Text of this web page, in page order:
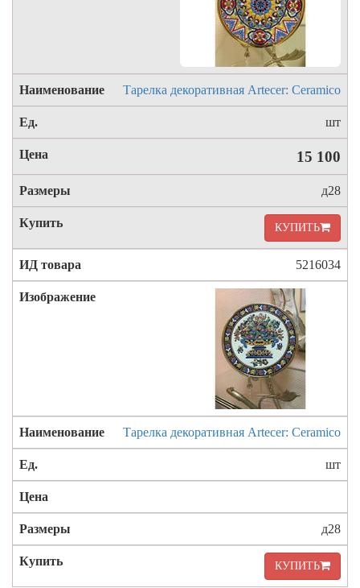
Тарелка декоративная Artecer: Ceramico
шт
15 100
д28
КУПИТЬ
5216034
Тарелка декоративная Artecer: Ceramico
шт
д28
КУПИТЬ